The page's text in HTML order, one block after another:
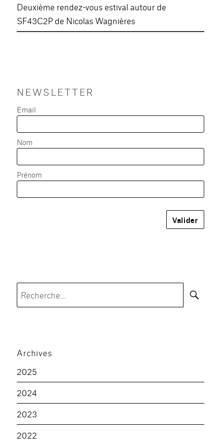
Deuxième rendez-vous estival autour de
SF43C2P de Nicolas Wagnières
NEWSLETTER
Email
Nom
Prénom
Archives
2025
2024
2023
2022